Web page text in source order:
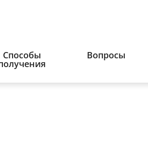
Способы Вопросы